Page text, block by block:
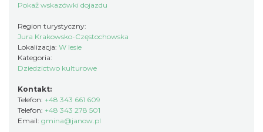
Pokaż wskazówki dojazdu
Region turystyczny:
Jura Krakowsko-Częstochowska
Lokalizacja: W lesie
Kategoria:
Dziedzictwo kulturowe
Kontakt:
Telefon: +48 343 661 609
Telefon: +48 343 278 501
Email: gmina@janow.pl